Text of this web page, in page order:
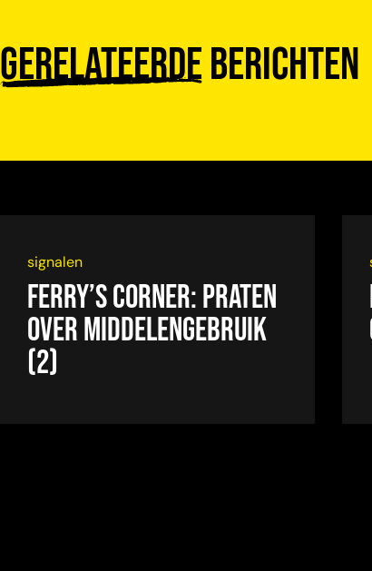
Gerelateerdeberichten
signalen
Ferry’s Corner: Praten
over middelengebruik
(2)